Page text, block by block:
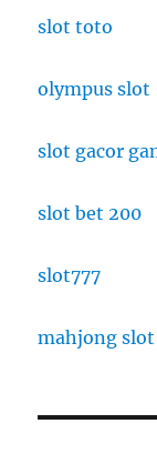
slot toto
olympus slot
slot gacor
slot bet 200
slot777
mahjong slot